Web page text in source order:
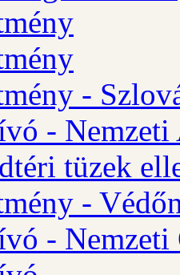
-
- Nemzeti
tüzek
-
- Nemzeti